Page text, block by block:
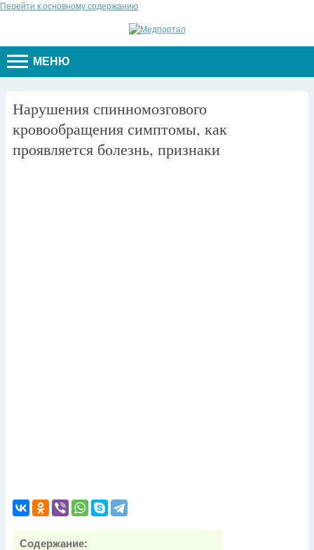
Перейти к основному содержанию
МЕНЮ
Нарушения спинномозгового
кровообращения симптомы, как
проявляется болезнь, признаки
Содержание: